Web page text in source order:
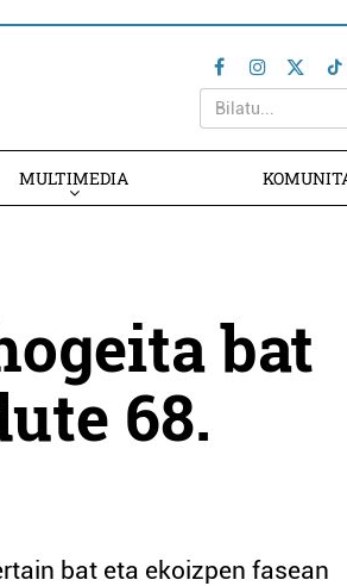
MULTIMEDIA
bat
68.
bat eta ekoizpen fasean